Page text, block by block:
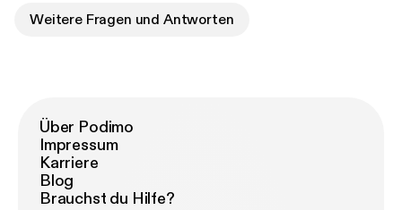
Weitere Fragen und Antworten
Über Podimo
Impressum
Karriere
Blog
Brauchst du Hilfe?